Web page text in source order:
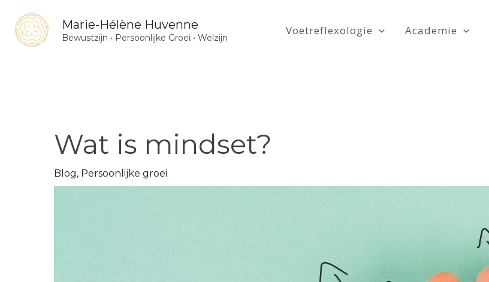
naar
Marie-Hélène Huvenne
Bewustzijn • Persoonlijke Groei • Welzijn
Voetreflexologie Academie
Wat is mindset?
Blog, Persoonlijke groei